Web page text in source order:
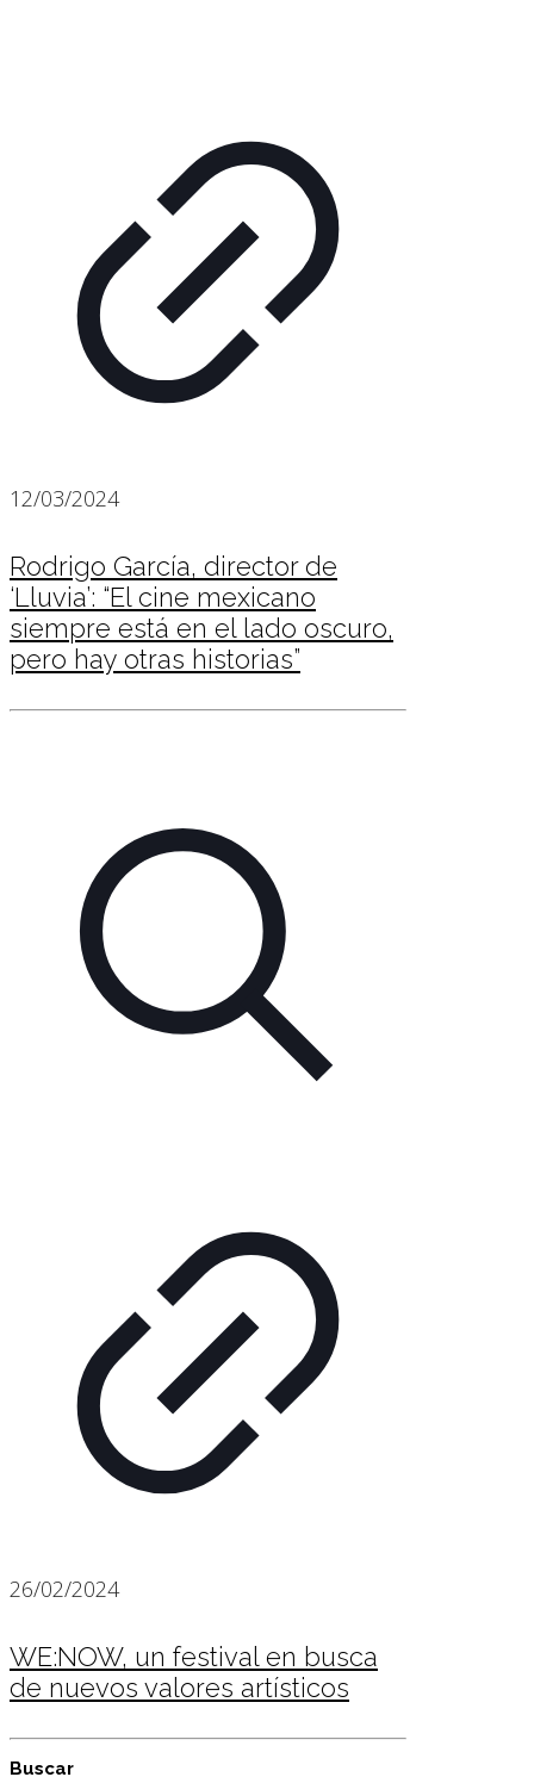
12/03/2024
Rodrigo García, director de
‘Lluvia’: “El cine mexicano
siempre está en el lado oscuro,
pero hay otras historias”
26/02/2024
WE:NOW, un festival en busca
de nuevos valores artísticos
Buscar